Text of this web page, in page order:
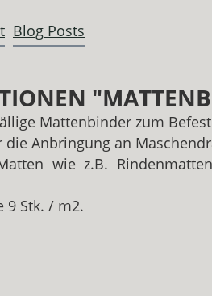
Blog Posts
Mattenbinder zum
Anbringung an
wie z.B.
9 Stk. / m2.